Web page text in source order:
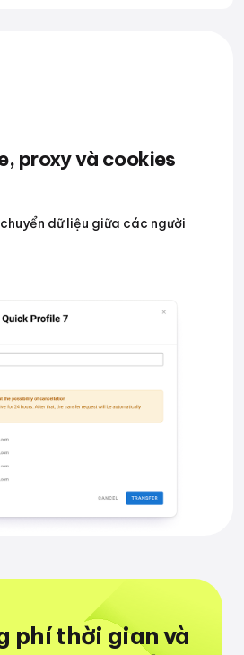
proxy và cookies
dữ liệu giữa các người
phí thời gianvà